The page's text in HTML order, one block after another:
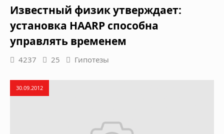
Известный физик утверждает:
установка HAARP способна
управлять временем
4237 25 Гипотезы
30.09.2012